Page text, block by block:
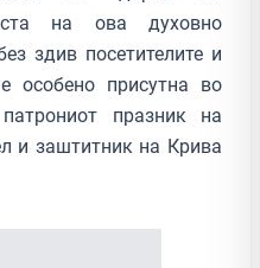
на ова духовно
здив посетителите и
особено присутна во
празник на
и заштитник на Крива